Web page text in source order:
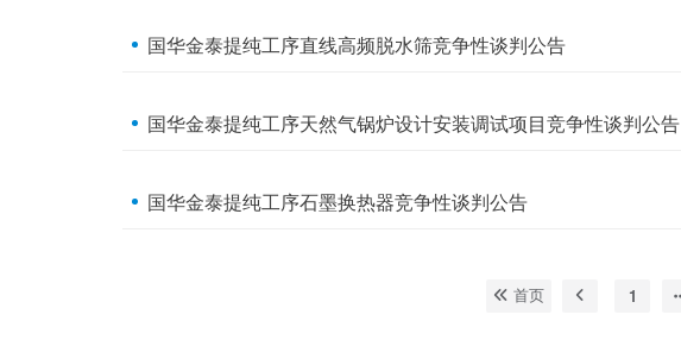
国华金泰提纯工序直线高频脱水筛竞争性谈判公告
国华金泰提纯工序天然气锅炉设计安装调试项目竞争性谈判公告
国华金泰提纯工序石墨换热器竞争性谈判公告
首页 1